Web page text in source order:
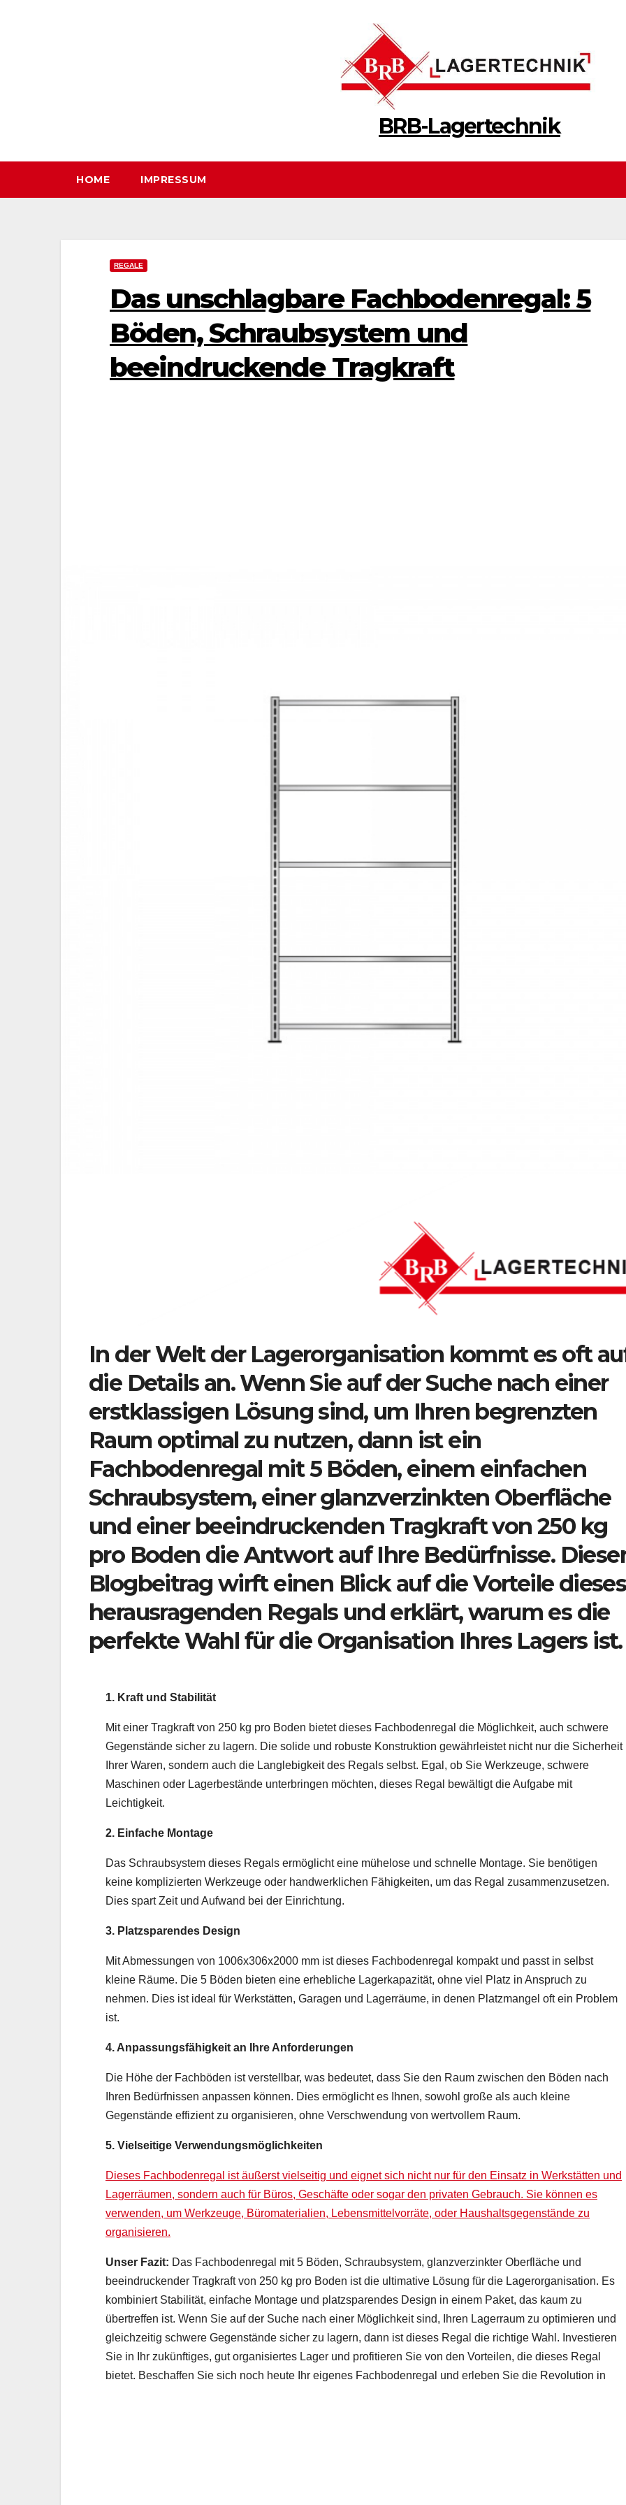
BRB-Lagertechnik
HOME IMPRESSUM
REGALE
Das unschlagbare Fachbodenregal: 5
Böden, Schraubsystem und
beeindruckende Tragkraft
In der Welt der Lagerorganisation kommt es oft
die Details an. Wenn Sie auf der Suche nach einer
erstklassigen Lösung sind, um Ihren begrenzten
Raum optimal zu nutzen, dann ist ein
Fachbodenregal mit 5 Böden, einem einfachen
Schraubsystem, einer glanzverzinkten Oberfläche
und einer beeindruckenden Tragkraft von 250 kg
pro Boden die Antwort auf Ihre Bedürfnisse.
Blogbeitrag wirft einen Blick auf die Vorteile dieses
herausragenden Regals und erklärt, warum es die
perfekte Wahl für die Organisation Ihres Lagers ist.
1. Kraft und Stabilität
Mit einer Tragkraft von 250 kg pro Boden bietet dieses Fachbodenregal die Möglichkeit, auch schwere
Gegenstände sicher zu lagern. Die solide und robuste Konstruktion gewährleistet nicht nur die Sicherheit
Ihrer Waren, sondern auch die Langlebigkeit des Regals selbst. Egal, ob Sie Werkzeuge, schwere
Maschinen oder Lagerbestände unterbringen möchten, dieses Regal bewältigt die Aufgabe mit
Leichtigkeit.
2. Einfache Montage
Das Schraubsystem dieses Regals ermöglicht eine mühelose und schnelle Montage. Sie benötigen
keine komplizierten Werkzeuge oder handwerklichen Fähigkeiten, um das Regal zusammenzusetzen.
Dies spart Zeit und Aufwand bei der Einrichtung.
3. Platzsparendes Design
Mit Abmessungen von 1006x306x2000 mm ist dieses Fachbodenregal kompakt und passt in selbst
kleine Räume. Die 5 Böden bieten eine erhebliche Lagerkapazität, ohne viel Platz in Anspruch zu
nehmen. Dies ist ideal für Werkstätten, Garagen und Lagerräume, in denen Platzmangel oft ein Problem
ist.
4. Anpassungsfähigkeit an Ihre Anforderungen
Die Höhe der Fachböden ist verstellbar, was bedeutet, dass Sie den Raum zwischen den Böden nach
Ihren Bedürfnissen anpassen können. Dies ermöglicht es Ihnen, sowohl große als auch kleine
Gegenstände effizient zu organisieren, ohne Verschwendung von wertvollem Raum.
5. Vielseitige Verwendungsmöglichkeiten
Dieses Fachbodenregal ist äußerst vielseitig und eignet sich nicht nur für den Einsatz in Werkstätten und
Lagerräumen, sondern auch für Büros, Geschäfte oder sogar den privaten Gebrauch. Sie können es
verwenden, um Werkzeuge, Büromaterialien, Lebensmittelvorräte, oder Haushaltsgegenstände zu
organisieren.
Unser Fazit: Das Fachbodenregal mit 5 Böden, Schraubsystem, glanzverzinkter Oberfläche und
beeindruckender Tragkraft von 250 kg pro Boden ist die ultimative Lösung für die Lagerorganisation. Es
kombiniert Stabilität, einfache Montage und platzsparendes Design in einem Paket, das kaum zu
übertreffen ist. Wenn Sie auf der Suche nach einer Möglichkeit sind, Ihren Lagerraum zu optimieren und
gleichzeitig schwere Gegenstände sicher zu lagern, dann ist dieses Regal die richtige Wahl. Investieren
Sie in Ihr zukünftiges, gut organisiertes Lager und profitieren Sie von den Vorteilen, die dieses Regal
bietet. Beschaffen Sie sich noch heute Ihr eigenes Fachbodenregal und erleben Sie die Revolution in